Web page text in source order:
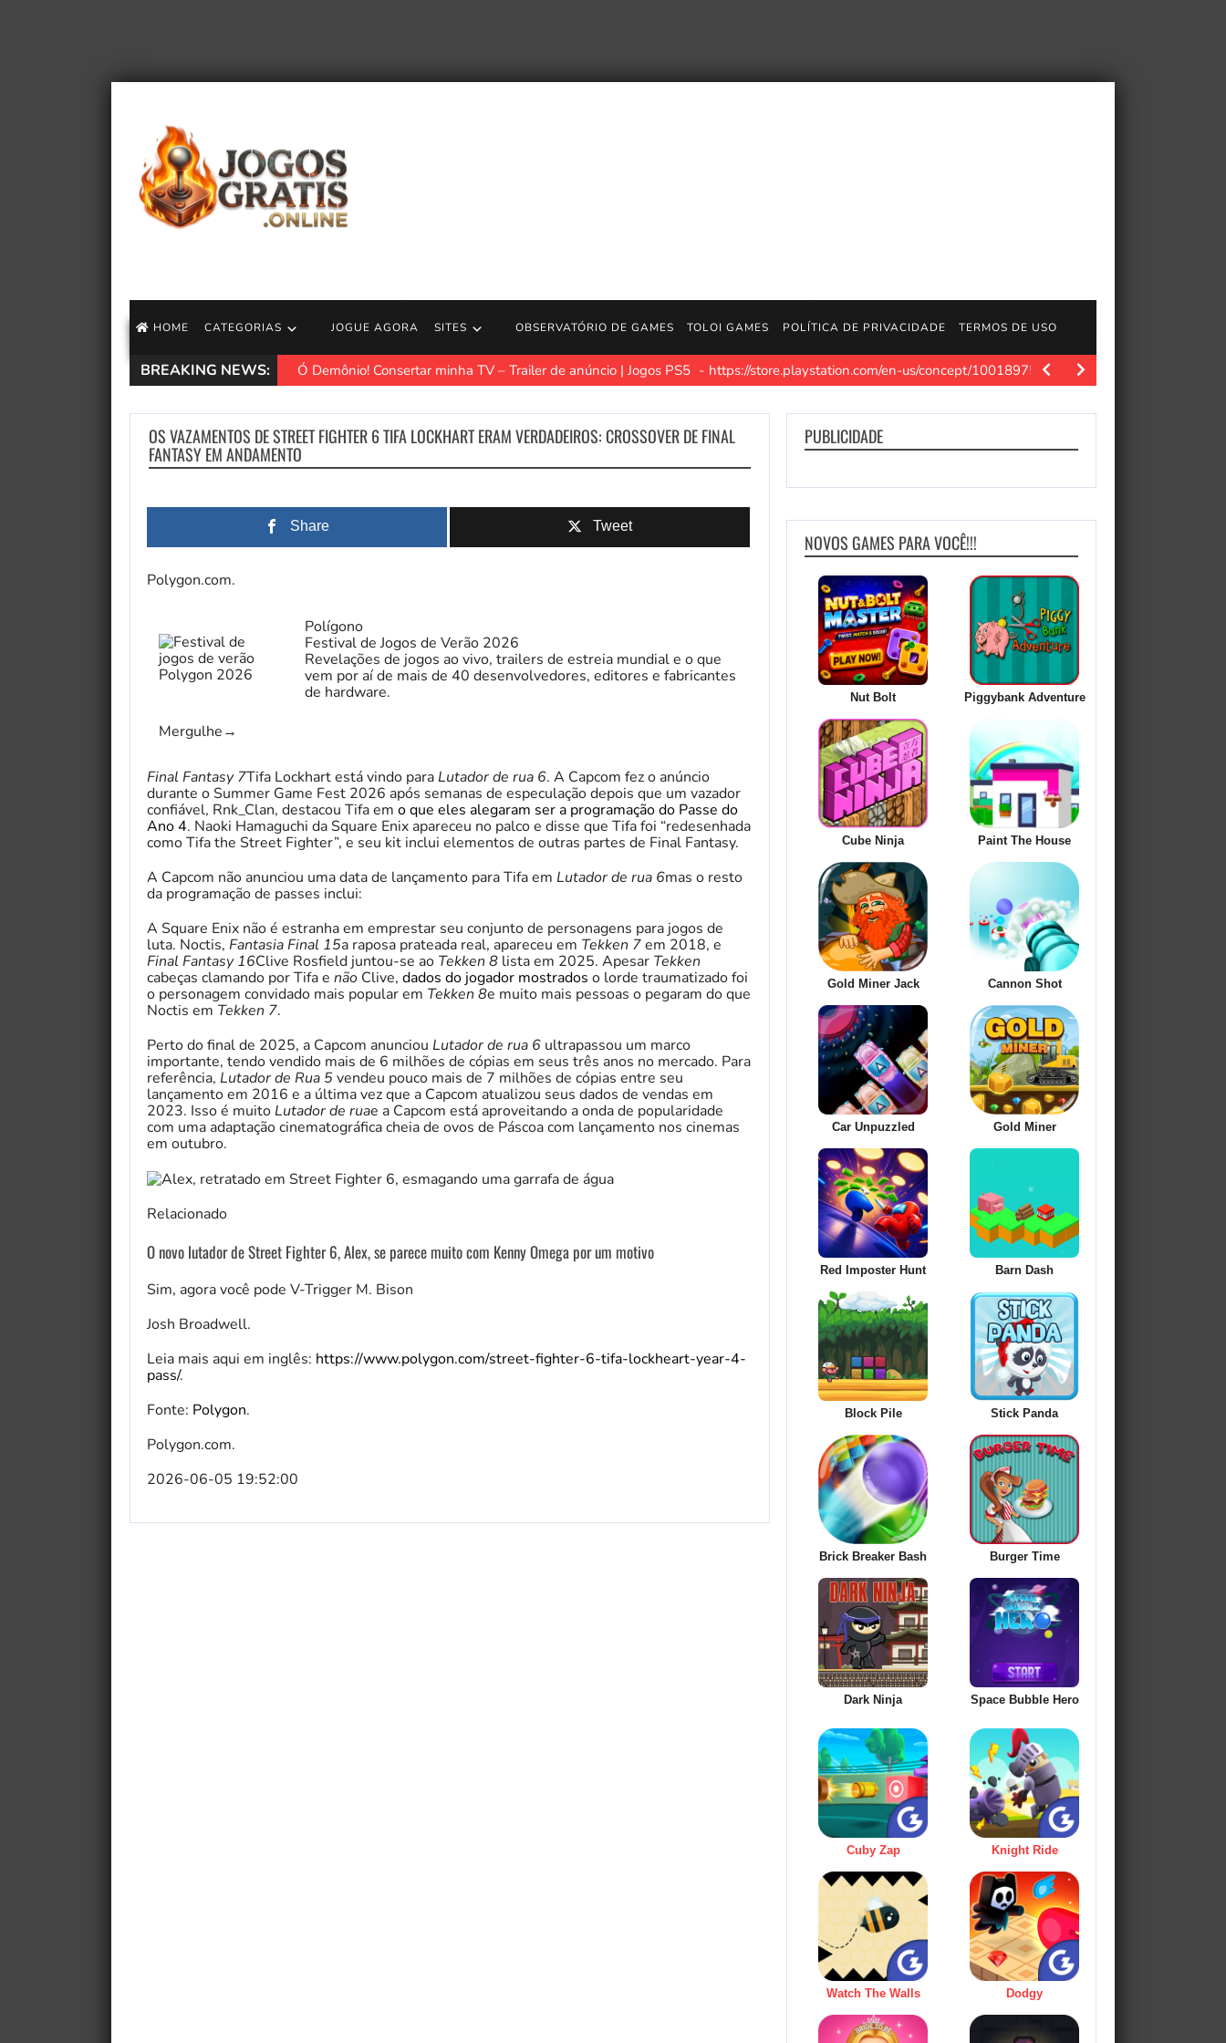
HOME CATEGORIAS JOGUE AGORA SITES OBSERVATÓRIO DE GAMES TOLOI GAMES POLÍTICA DE PRIVACIDADE TERMOS DE USO
BREAKING NEWS: Ó Demônio! Consertar minha TV – Trailer de anúncio | Jogos PS5 https://store.playstation.com/en-us/concept/10018975 O jogo do influenciador e
OS VAZAMENTOS DE STREET FIGHTER 6 TIFA LOCKHART ERAM VERDADEIROS: CROSSOVER DE FINAL
FANTASY EM ANDAMENTO
Share Tweet
Polygon.com.
Polígono
Festival de Jogos de Verão 2026
Revelações de jogos ao vivo, trailers de estreia mundial e o que
vem por aí de mais de 40 desenvolvedores, editores e fabricantes
de hardware.
Mergulhe→
Final Fantasy 7Tifa Lockhart está vindo para Lutador de rua 6. A Capcom fez o anúncio
durante o Summer Game Fest 2026 após semanas de especulação depois que um vazador
confiável, Rnk_Clan, destacou Tifa em o que eles alegaram ser a programação do Passe do
Ano 4. Naoki Hamaguchi da Square Enix apareceu no palco e disse que Tifa foi “redesenhada
como Tifa the Street Fighter”, e seu kit inclui elementos de outras partes de Final Fantasy.
A Capcom não anunciou uma data de lançamento para Tifa em Lutador de rua 6mas o resto
da programação de passes inclui:
A Square Enix não é estranha em emprestar seu conjunto de personagens para jogos de
luta. Noctis, Fantasia Final 15a raposa prateada real, apareceu em Tekken 7em 2018, e
Final Fantasy 16Clive Rosfield juntou-se ao Tekken 8 lista em 2025. Apesar Tekken
cabeças clamando por Tifa e não Clive, dados do jogador mostrados o lorde traumatizado foi
o personagem convidado mais popular em Tekken 8e muito mais pessoas o pegaram do que
Noctis em Tekken 7.
Perto do final de 2025, a Capcom anunciou Lutador de rua 6 ultrapassou um marco
importante, tendo vendido mais de 6 milhões de cópias em seus três anos no mercado. Para
referência, Lutador de Rua 5vendeu pouco mais de 7 milhões de cópias entre seu
lançamento em 2016 e a última vez que a Capcom atualizou seus dados de vendas em
2023. Isso é muito Lutador de ruae a Capcom está aproveitando a onda de popularidade
com uma adaptação cinematográfica cheia de ovos de Páscoa com lançamento nos cinemas
em outubro.
Relacionado
O novo lutador de Street Fighter 6, Alex, se parece muito com Kenny Omega por um motivo
Sim, agora você pode V-Trigger M. Bison
Josh Broadwell.
Leia mais aqui em inglês: https://www.polygon.com/street-fighter-6-tifa-lockheart-year-4-
pass/.
Fonte: Polygon.
Polygon.com.
2026-06-05 19:52:00
PUBLICIDADE
NOVOS GAMES PARA VOCÊ!!!
Nut Bolt Piggybank Adventure
Cube Ninja Paint The House
Gold Miner Jack Cannon Shot
Car Unpuzzled Gold Miner
Red Imposter Hunt Barn Dash
Block Pile Stick Panda
Brick Breaker Bash Burger Time
Dark Ninja Space Bubble Hero
Cuby Zap Knight Ride
Watch The Walls Dodgy